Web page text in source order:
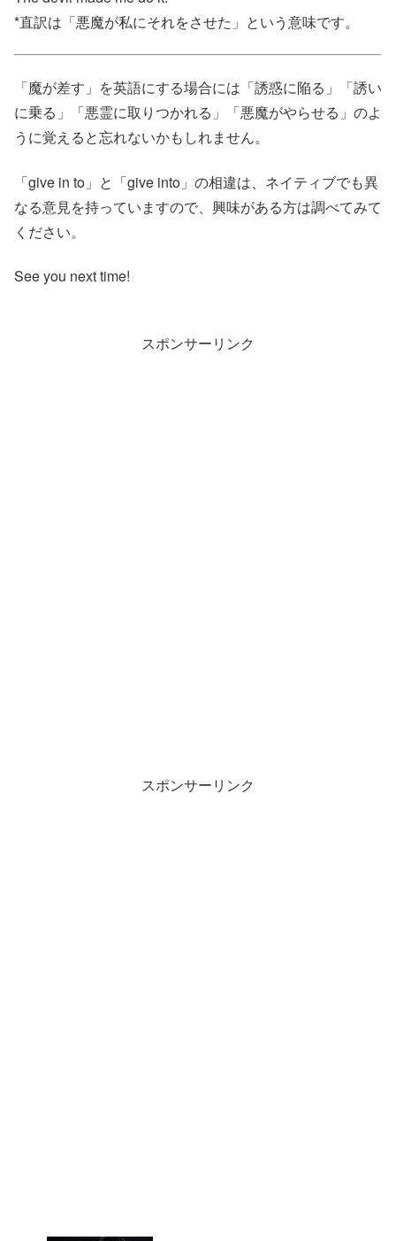
*直訳は「悪魔が私にそれをさせた」という意味です。
「魔が差す」を英語にする場合には「誘惑に陥る」「誘い
に乗る」「悪霊に取りつかれる」「悪魔がやらせる」のよ
うに覚えると忘れないかもしれません。
「give in to」と「give into」の相違は、ネイティブでも異
なる意見を持っていますので、興味がある方は調べてみて
ください。
See you next time!
スポンサーリンク
スポンサーリンク